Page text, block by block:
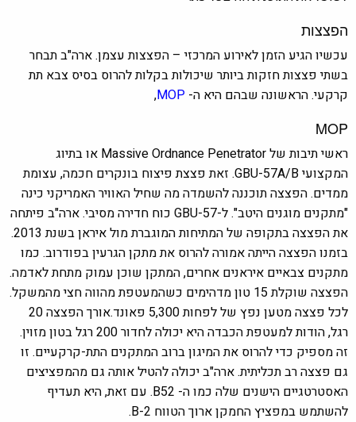
הפצצות
עכשיו הגיע הזמן לאירוע המרכזי – הפצצות עצמן. ארה"ב תבחר
בשתי פצצות חזקות ביותר שיכולות בקלות להרוס בסיס צבא תת
קרקעי. הראשונה שבהם היא ה-MOP
,
MOP
ראשי תיבות של Massive Ordnance Penetrator או בתיוג
המקצועי GBU-57A/B. זאת פצצת פיצוח בונקרים חכמה, עצומת
ממדים. הפצצה תוכננה להשמדה מה שחיל האוויר האמריקני כינה
"מתקנים מוגנים היטב". ל-GBU-57 כוח חדירה מסיבי. ארה"ב פיתחה
את הפצצה בתקופה של המתיחות המוגברת מול איראן בשנת 2013.
בזמנו הפצצה הייתה אמורה להרוס את מתקן הגרעין בפודרוב. כמו
מתקנים צבאיים איראנים אחרים, המתקן שוכן עמוק מתחת לאדמה.
הפצצה שוקלת 15 טון מדהימים כשהמעטפת מהווה חצי מהמשקל.
לכל פצצה מטען נפץ של לפחות 5,300 פאונד.אורך הפצצה 20
רגל, הודות למעטפת הכבדה היא יכולה לחדור 200 רגל בטון מזוין.
זה מספיק כדי להרוס את המיגון ברוב המתקנים התת-קרקעיים. זו
גם פצצה רב תכליתית. ארה"ב יכולה להטיל אותה גם מהמפציצים
האסטרטגיים הישנים שלה כמו ה- B52. עם זאת, היא תעדיף
להשתמש במפציץ החמקן ארוך הטווח B-2.